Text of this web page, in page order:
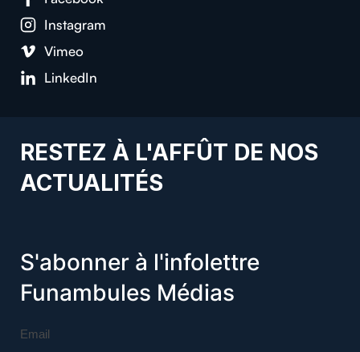
Instagram
Vimeo
LinkedIn
RESTEZ À L'AFFÛT DE NOS
ACTUALITÉS
S'abonner à l'infolettre
Funambules Médias
Email